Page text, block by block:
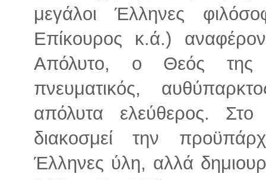
μεγάλοι Έλληνες
Επίκουρος κ.ά.)
Απόλυτο, ο Θεός της
πνευματικός,
απόλυτα ελεύθερος.
διακοσμεί την
Έλληνες ύλη, αλλά